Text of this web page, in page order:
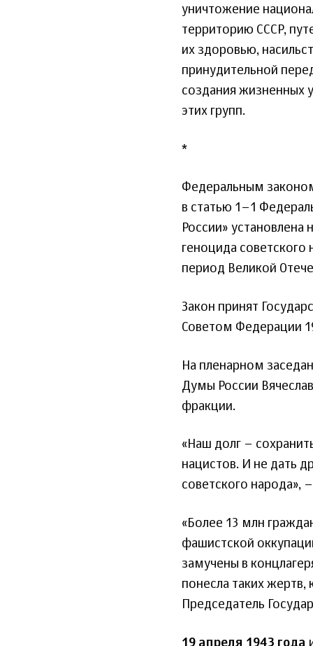
уничтожение
территорию СССР,
их здоровью,
принудительной
создания жизненных
этих групп.
*
Федеральным
в статью 1–1
России»
геноцида
период Великой
Закон принят
Советом Федерации
На пленарном
Думы России
фракции.
«Наш долг –
нацистов. И не дать
советского народа»,
«Более 13 млн
фашистской
замучены в
понесла таких
Председатель
19 апреля 1943 года